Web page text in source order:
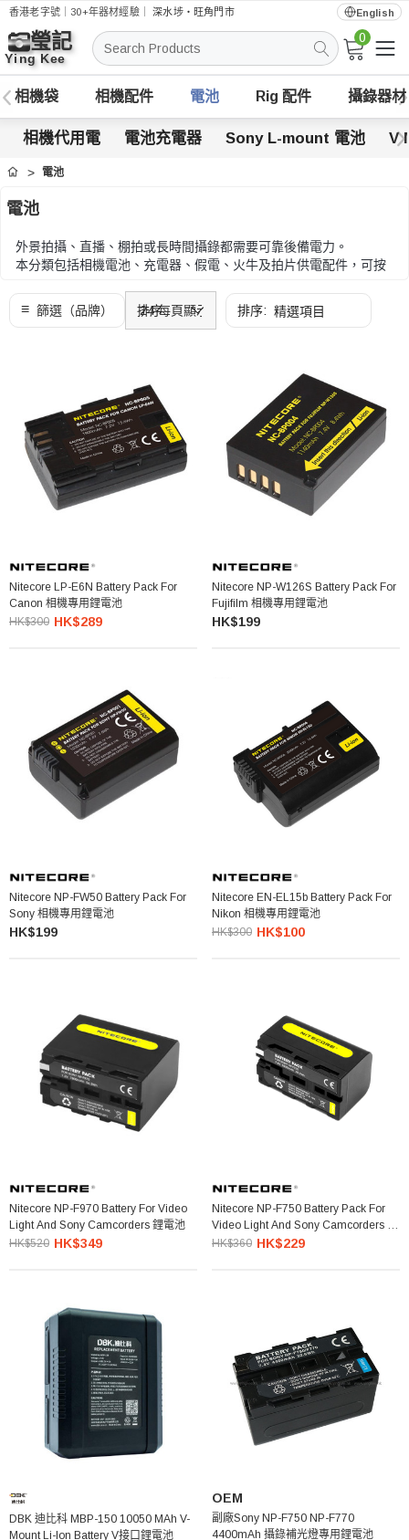
香港老字號｜30+年器材經驗｜深水埗・旺角門市 English
搜
索
0
相機袋 相機配件 電池 Rig 配件 攝錄器材
相機代用電 電池充電器 Sony L-mount 電池 V
首頁 電池
電池
外景拍攝、直播、棚拍或長時間攝錄都需要可靠後備電力。
本分類包括相機電池、充電器、假電、火牛及拍片供電配件，可按
Nitecore LP-E6N Battery Pack For
Canon 相機專用鋰電池
HK$300 HK$289
Nitecore NP-W126S Battery Pack For
Fujifilm 相機專用鋰電池
HK$199
Nitecore NP-FW50 Battery Pack For
Sony 相機專用鋰電池
HK$199
Nitecore EN-EL15b Battery Pack For
Nikon 相機專用鋰電池
HK$300 HK$100
Nitecore NP-F970 Battery For Video
Light And Sony Camcorders 鋰電池
HK$520 HK$349
Nitecore NP-F750 Battery Pack For
Video Light And Sony Camcorders 攝
錄補光燈專用鋰電池
HK$360 HK$229
DBK 迪比科 MBP-150 10050 MAh V-
Mount Li-Ion Battery V接口鋰電池
OEM
副廠Sony NP-F750 NP-F770
4400mAh 攝錄補光燈專用鋰電池